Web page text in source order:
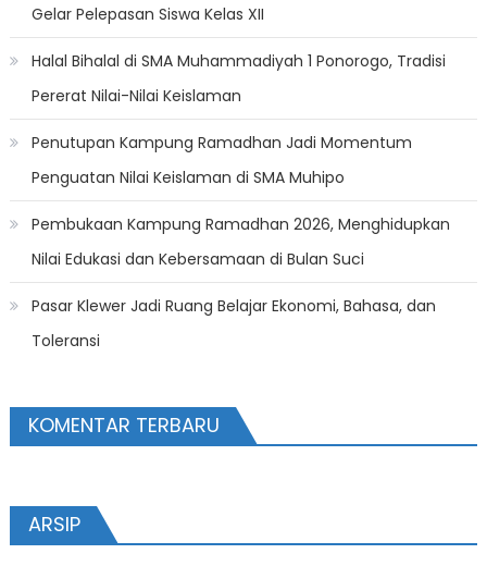
Gelar Pelepasan Siswa Kelas XII
Halal Bihalal di SMA Muhammadiyah 1 Ponorogo, Tradisi
Pererat Nilai-Nilai Keislaman
Penutupan Kampung Ramadhan Jadi Momentum
Penguatan Nilai Keislaman di SMA Muhipo
Pembukaan Kampung Ramadhan 2026, Menghidupkan
Nilai Edukasi dan Kebersamaan di Bulan Suci
Pasar Klewer Jadi Ruang Belajar Ekonomi, Bahasa, dan
Toleransi
KOMENTAR TERBARU
ARSIP